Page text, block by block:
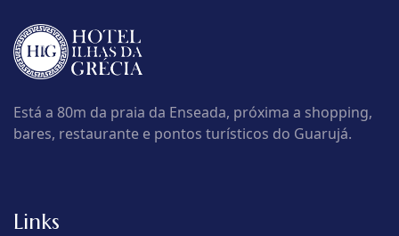
Está a 80m da praia da Enseada, próxima a shopping,
bares, restaurante e pontos turísticos do Guarujá.
Links